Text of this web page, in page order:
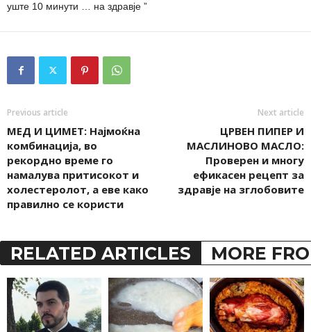
уште 10 минути … на здравје ”
Previous article
МЕД И ЦИМЕТ: Најмоќна
комбинација, во
рекордно време го
намалува притисокот и
холестеролот, а еве како
правилно се користи
Next article
ЦРВЕН ПИПЕР И
МАСЛИНОВО МАСЛО:
Проверен и многу
ефикасен рецепт за
здравје на зглобовите
RELATED ARTICLES MORE